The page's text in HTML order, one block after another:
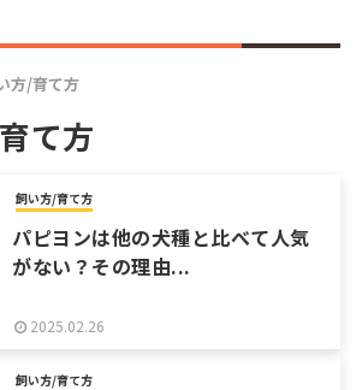
方/育て方
て方
飼い方/育て方
パピヨンは他の犬種と比べて人気
がない？その理由...
2025.02.26
飼い方/育て方